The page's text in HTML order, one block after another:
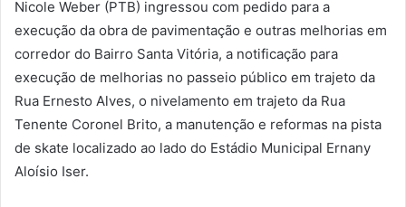
Nicole Weber (PTB) ingressou com pedido para a
execução da obra de pavimentação e outras melhorias em
corredor do Bairro Santa Vitória, a notificação para
execução de melhorias no passeio público em trajeto da
Rua Ernesto Alves, o nivelamento em trajeto da Rua
Tenente Coronel Brito, a manutenção e reformas na pista
de skate localizado ao lado do Estádio Municipal Ernany
Aloísio Iser.